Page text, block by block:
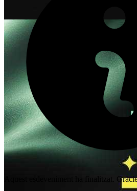
Aquest esdeveniment ha finalitzat.